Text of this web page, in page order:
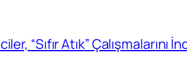
“Sıfır Atık” Çalışmalarını